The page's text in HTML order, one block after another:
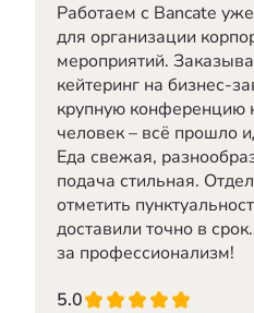
Работаем с Bancate
для организации
мероприятий.
кейтеринг на бизнес-
крупную конференцию
человек – всё прошло
Еда свежая,
подача стильная.
отметить
доставили точно в
за профессионализм!
5.0